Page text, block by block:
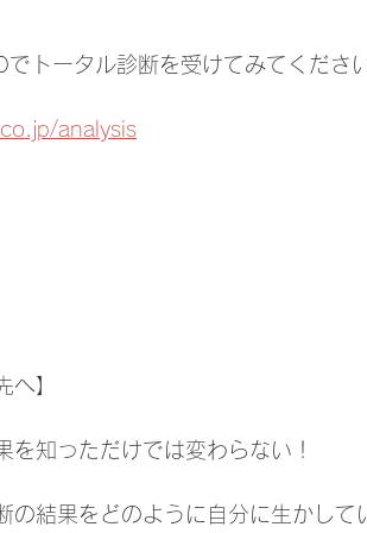
トータル診断を受けてみてください
analysis
へ】
知っただけでは変わらない！
結果をどのように自分に生かして